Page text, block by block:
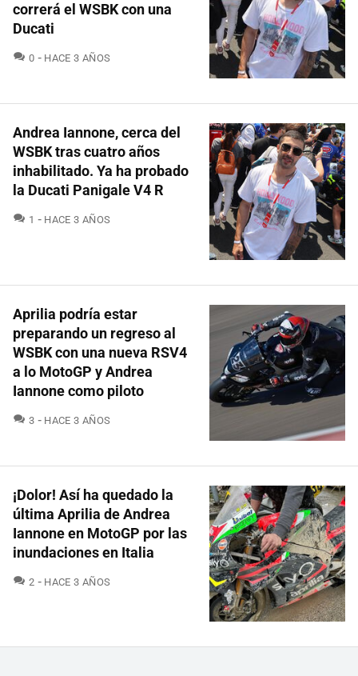
correrá el WSBK con una
Ducati
0 COMENTARIOS
HACE 3 AÑOS
Andrea Iannone, cerca del
WSBK tras cuatro años
inhabilitado. Ya ha probado
la Ducati Panigale V4 R
1 COMENTARIOS
HACE 3 AÑOS
Aprilia podría estar
preparando un regreso al
WSBK con una nueva RSV4
a lo MotoGP y Andrea
Iannone como piloto
3 COMENTARIOS
HACE 3 AÑOS
¡Dolor! Así ha quedado la
última Aprilia de Andrea
Iannone en MotoGP por las
inundaciones en Italia
2 COMENTARIOS
HACE 3 AÑOS